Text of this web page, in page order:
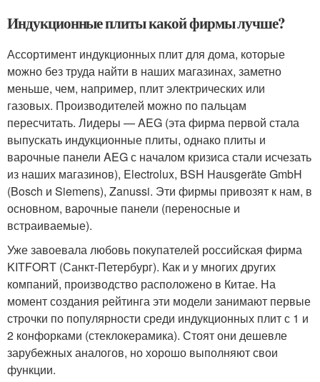
Индукционные плиты какой фирмы лучше?
Ассортимент индукционных плит для дома, которые
можно без труда найти в наших магазинах, заметно
меньше, чем, например, плит электрических или
газовых. Производителей можно по пальцам
пересчитать. Лидеры — AEG (эта фирма первой стала
выпускать индукционные плиты, однако плиты и
варочные панели AEG с началом кризиса стали исчезать
из наших магазинов), Electrolux, BSH Hausgeräte GmbH
(Bosch и Siemens), Zanussi. Эти фирмы привозят к нам, в
основном, варочные панели (переносные и
встраиваемые).
Уже завоевала любовь покупателей российская фирма
KITFORT (Санкт-Петербург). Как и у многих других
компаний, производство расположено в Китае. На
момент создания рейтинга эти модели занимают первые
строчки по популярности среди индукционных плит с 1 и
2 конфорками (стеклокерамика). Стоят они дешевле
зарубежных аналогов, но хорошо выполняют свои
функции.